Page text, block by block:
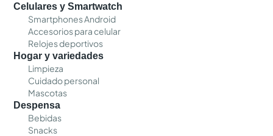
Celulares y Smartwatch
Smartphones Android
Accesorios para celular
Relojes deportivos
Hogar y variedades
Limpieza
Cuidado personal
Mascotas
Despensa
Bebidas
Snacks